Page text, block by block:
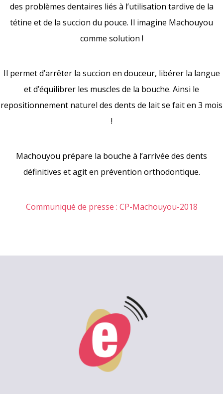
des problèmes dentaires liés à l’utilisation tardive de la
tétine et de la succion du pouce. Il imagine Machouyou
comme solution !
Il permet d’arrêter la succion en douceur, libérer la langue
et d’équilibrer les muscles de la bouche. Ainsi le
repositionnement naturel des dents de lait se fait en 3 mois
!
Machouyou prépare la bouche à l’arrivée des dents
définitives et agit en prévention orthodontique.
Communiqué de presse : CP-Machouyou-2018
2